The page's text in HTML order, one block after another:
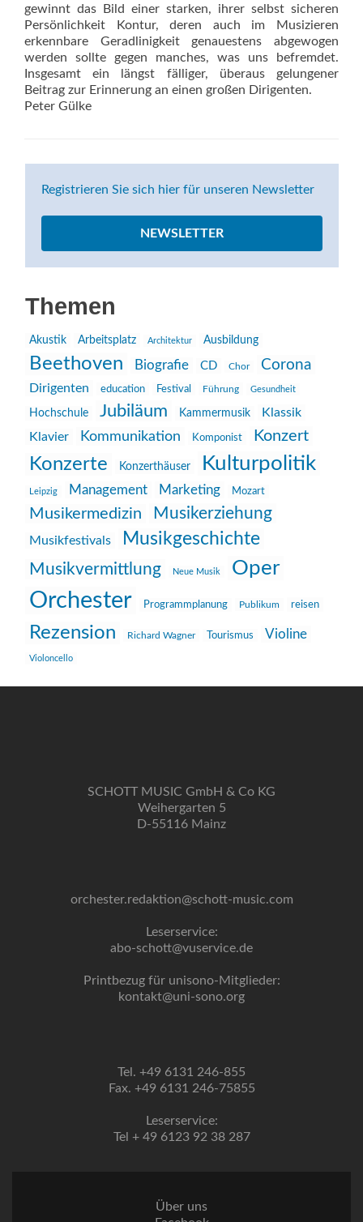
gewinnt das Bild einer starken, ihrer selbst sicheren
Persönlichkeit Kontur, deren auch im Musizieren
erkennbare Geradlinigkeit genauestens abgewogen
werden sollte gegen manches, was uns befremdet.
Insgesamt ein längst fälliger, überaus gelungener
Beitrag zur Erinnerung an einen großen Dirigenten.
Peter Gülke
Registrieren Sie sich hier für unseren Newsletter
NEWSLETTER
Themen
Akustik Arbeitsplatz Architektur Ausbildung
Beethoven Biografie CD Chor Corona
Dirigenten education Festival Führung Gesundheit
Hochschule Jubiläum Kammermusik
Klassik
Klavier
Kommunikation Komponist Konzert
Konzerte Konzerthäuser Kulturpolitik
Leipzig Management Marketing Mozart
Musikermedizin Musikerziehung
Musikfestivals Musikgeschichte
Musikvermittlung Neue Musik Oper
Orchester Programmplanung Publikum reisen
Rezension Richard Wagner Tourismus Violine
Violoncello
SCHOTT MUSIC GmbH & Co KG
Weihergarten 5
D-55116 Mainz
orchester.redaktion@schott-music.com
Leserservice:
abo-schott@vuservice.de
Printbezug für unisono-Mitglieder:
kontakt@uni-sono.org
Tel. +49 6131 246-855
Fax. +49 6131 246-75855
Leserservice:
Tel + 49 6123 92 38 287
Über uns